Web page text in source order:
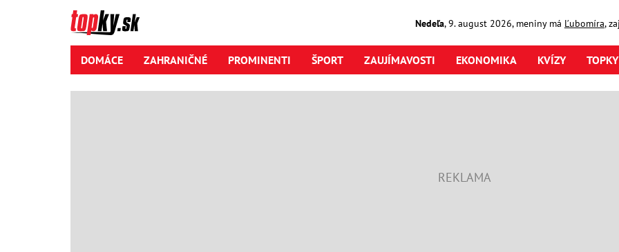
Nedeľa,9. august2026, meniny má Ľubomíra,
DOMÁCE ZAHRANIČNÉ PROMINENTI ŠPORT ZAUJÍMAVOSTI EKONOMIKA KVÍZY